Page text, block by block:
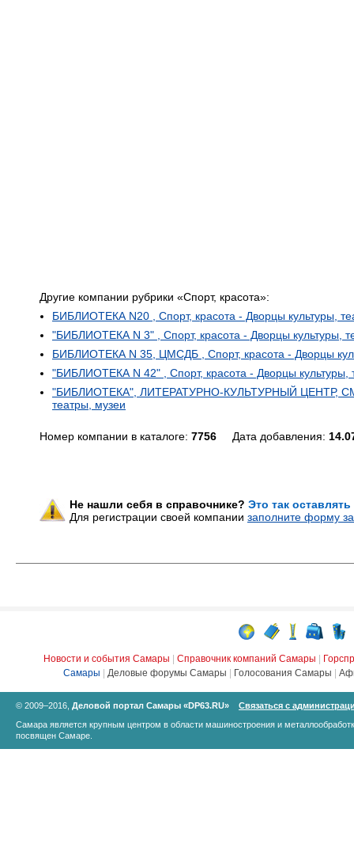
Другие компании рубрики «Спорт, красота»:
БИБЛИОТЕКА N20 , Спорт, красота - Дворцы культуры,
"БИБЛИОТЕКА N 3" , Спорт, красота - Дворцы культуры,
БИБЛИОТЕКА N 35, ЦМСДБ , Спорт, красота - Дворцы
"БИБЛИОТЕКА N 42" , Спорт, красота - Дворцы культуры,
"БИБЛИОТЕКА", ЛИТЕРАТУРНО-КУЛЬТУРНЫЙ ЦЕНТР,
театры, музеи
Номер компании в каталоге: 7756 Дата добавления:
Не нашли себя в справочнике? Это так
Для регистрации своей компании заполните форму
Новости и события Самары Справочник компаний Самары
Самары
Деловые форумы Самары Голосования Самары
© 2009–2016, Деловой портал Самары «DP63.RU»
Связаться с
Самара является крупным центром в области машиностроения и
посвящен Самаре.